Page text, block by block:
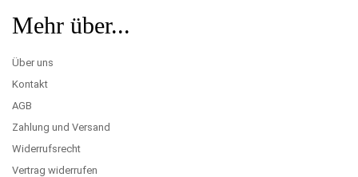
Mehr über...
Über uns
Kontakt
AGB
Zahlung und Versand
Widerrufsrecht
Vertrag widerrufen